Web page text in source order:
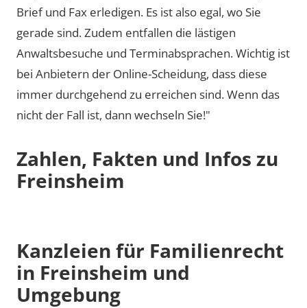
Brief und Fax erledigen. Es ist also egal, wo Sie
gerade sind. Zudem entfallen die lästigen
Anwaltsbesuche und Terminabsprachen. Wichtig ist
bei Anbietern der Online-Scheidung, dass diese
immer durchgehend zu erreichen sind. Wenn das
nicht der Fall ist, dann wechseln Sie!"
Zahlen, Fakten und Infos zu
Freinsheim
Kanzleien für Familienrecht
in Freinsheim und
Umgebung